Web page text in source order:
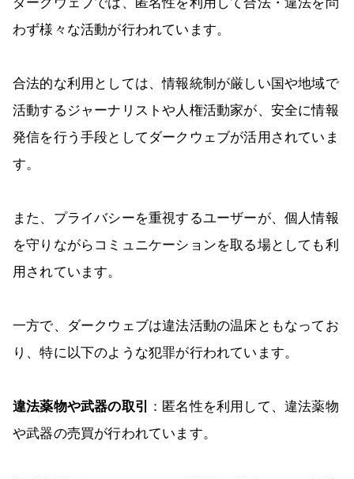
わず様々な活動が行われています。
合法的な利用としては、情報統制が厳しい国や地域で
活動するジャーナリストや人権活動家が、安全に情報
発信を行う手段としてダークウェブが活用されていま
す。
また、プライバシーを重視するユーザーが、個人情報
を守りながらコミュニケーションを取る場としても利
用されています。
一方で、ダークウェブは違法活動の温床ともなってお
り、特に以下のような犯罪が行われています。
違法薬物や武器の取引
：匿名性を利用して、違法薬物
や武器の売買が行われています。